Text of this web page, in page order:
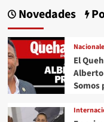
conocimientos
para
el
asesor
inmobiliario
perfecto
entradas
Novedades
El
Somos